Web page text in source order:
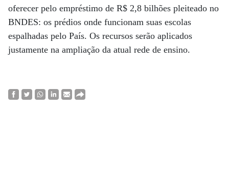
oferecer pelo empréstimo de R$ 2,8 bilhões pleiteado no
BNDES: os prédios onde funcionam suas escolas
espalhadas pelo País. Os recursos serão aplicados
justamente na ampliação da atual rede de ensino.